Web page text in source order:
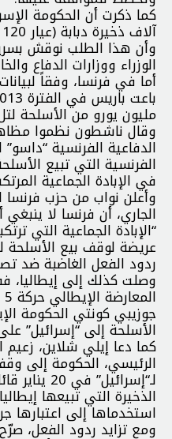
وأن هذا الطلب نوقش
الوزراء ووزارات الدفاع
أما في فرنسا، وفقاً
مليون يورو من الأسلحة
وقال ناشطون نظموا
الدفاعية الفرنسية
الفرنسية التي تبيع
في الإبادة الجماعية
الجاري، أن فرنسا لا
“الإبادة الجماعية التي
عريضة لوقف بيع الأسلحة
ردود الفعل الغاضبة ضد
جوزيبي كونتي الحكومة
الأسلحة إلى “إسرائيل”
كما دعا إيلي شلاين،
الرئيسي، الحكومة إلى
الذخيرة التي تبيعها
استخدماها إلى اعتبارها
ومع تزايد ردود الفعل،